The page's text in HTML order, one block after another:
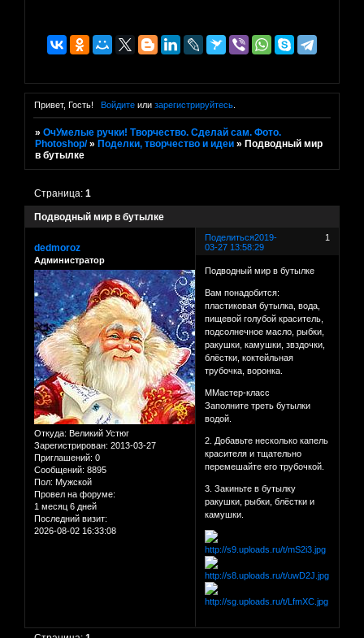
Привет, Гость! Войдитеили зарегистрируйтесь.
»ОчУмелые ручки! Творчество. Сделай сам. Фото.
Photoshop/ » Поделки, творчество и идеи » Подводный мир
в бутылке
Подводный мир в бутылке
Страница:1
Поделиться 1
2019-
03-27 13:58:29
dedmoroz
Администратор
Откуда: Великий Устюг
Зарегистрирован: 2013-03-27
Приглашений: 0
Сообщений: 8895
Пол: Мужской
Провел на форуме:
1 месяц 6 дней
Последний визит:
2026-08-02 16:33:08
Подводный мир в бутылке
Вам понадобится:
пластиковая бутылка, вода,
пищевой голубой краситель,
подсолнечное масло, рыбки,
ракушки, камушки, звздочки,
блёстки, коктейльная
трубочка, воронка.
ММастер-класс
Заполните треть бутылки
водой.
2. Добавьте несколько капель
красителя и тщательно
перемешайте его трубочкой.
3. Закиньте в бутылку
ракушки, рыбки, блёстки и
камушки.